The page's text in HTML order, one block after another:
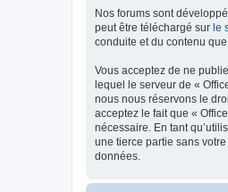
Nos forums sont
peut être téléchargé sur le
conduite et du contenu
Vous acceptez de ne
lequel le serveur de «
nous nous réservons le
acceptez le fait que «
nécessaire. En tant
une tierce partie sans
données.